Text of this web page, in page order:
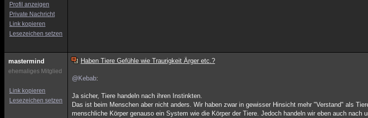
Profil anzeigen
Private Nachricht
Link kopieren
Lesezeichen setzen
mastermind
ehemaliges Mitglied
Link kopieren
Lesezeichen setzen
Haben Tiere Gefühle wie Traurigkeit Ärger etc.?
@Kebab:
Ja sicher, Tiere handeln nach ihren Instinkten.
Das ist beim Menschen aber nicht anders. Wir haben zwar in gewisser Hinsicht mehr "Verstand" als
menschliche Körper genauso ein System wie die Körper der Tiere. Jedoch handeln wir eben auch nach